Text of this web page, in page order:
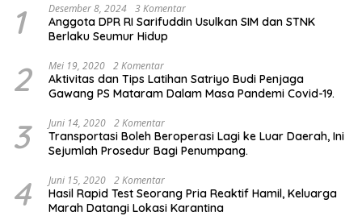
1 Desember 8, 2024 3 Komentar
Anggota DPR RI Sarifuddin Usulkan SIM dan STNK
Berlaku Seumur Hidup
2 Mei 19, 2020 2 Komentar
Aktivitas dan Tips Latihan Satriyo Budi Penjaga
Gawang PS Mataram Dalam Masa Pandemi Covid-19.
3 Juni 14, 2020 2 Komentar
Transportasi Boleh Beroperasi Lagi ke Luar Daerah, Ini
Sejumlah Prosedur Bagi Penumpang.
4 Juni 15, 2020 2 Komentar
Hasil Rapid Test Seorang Pria Reaktif Hamil, Keluarga
Marah Datangi Lokasi Karantina